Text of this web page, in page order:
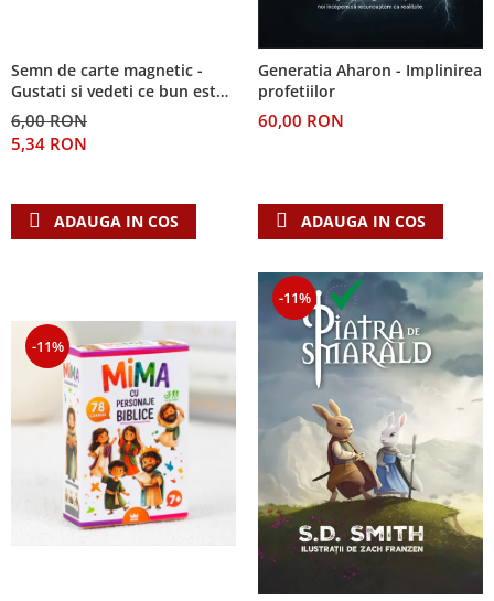
Semn de carte magnetic -
Gustati si vedeti ce bun este
Domnul!
6,00 RON
5,34 RON
ADAUGA IN COS
Generatia Aharon - Implinirea
profetiilor
60,00 RON
ADAUGA IN COS
-11%
-11%